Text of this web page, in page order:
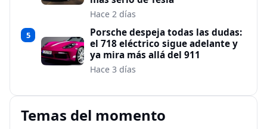
Hace 2 días
5
Porsche despeja todas las dudas:
el 718 eléctrico sigue adelante y
ya mira más allá del 911
Hace 3 días
Temas del momento